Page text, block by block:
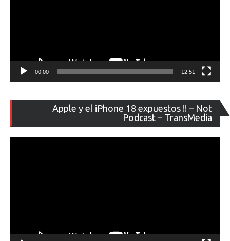
00:00 12:51
Apple y el iPhone 18 expuestos !! – Not
Podcast – TransMedia
de